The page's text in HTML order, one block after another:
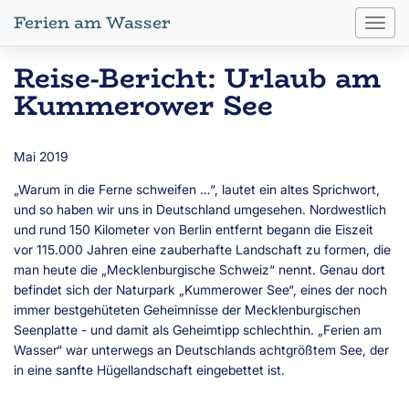
Ferien am Wasser
Reise-Bericht: Urlaub am
Kummerower See
Mai 2019
„Warum in die Ferne schweifen …“, lautet ein altes Sprichwort,
und so haben wir uns in Deutschland umgesehen. Nordwestlich
und rund 150 Kilometer von Berlin entfernt begann die Eiszeit
vor 115.000 Jahren eine zauberhafte Landschaft zu formen, die
man heute die „Mecklenburgische Schweiz“ nennt. Genau dort
befindet sich der Naturpark „Kummerower See“, eines der noch
immer bestgehüteten Geheimnisse der Mecklenburgischen
Seenplatte - und damit als Geheimtipp schlechthin. „Ferien am
Wasser“ war unterwegs an Deutschlands achtgrößtem See, der
in eine sanfte Hügellandschaft eingebettet ist.